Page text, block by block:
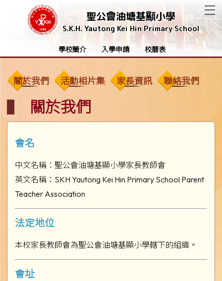
聖公會油塘基顯小學
S.K.H. Yautong Kei Hin Primary School
學校簡介 入學申請 校曆表
關於我們 活動相片集 家長資訊 聯絡我們
關於我們
會名
中文名稱：聖公會油塘基顯小學家長教師會
英文名稱：SKH Yautong Kei Hin Primary School Parent
Teacher Association
法定地位
本校家長教師會為聖公會油塘基顯小學轄下的組織。
會址